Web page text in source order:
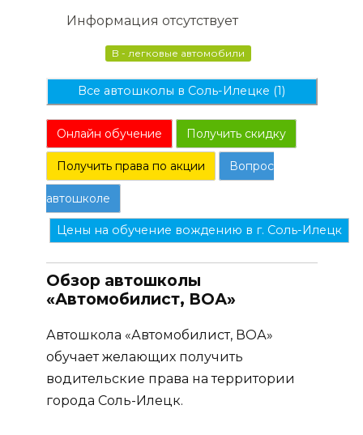
Информация отсутствует
B - легковые автомобили
Все автошколы в Соль-Илецке (1)
Онлайн обучение Получить скидку
Получить права по акции Вопрос
автошколе
Цены на обучение вождению в г. Соль-Илецк
Обзор автошколы
«Автомобилист, ВОА»
Автошкола «Автомобилист, ВОА»
обучает желающих получить
водительские права на территории
города Соль-Илецк.